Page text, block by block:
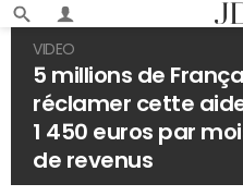
VIDEO
5 millions de
réclamer cette
1 450 euros par
de revenus